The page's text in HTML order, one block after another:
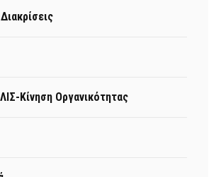
Κίνηση Οργανικότητας